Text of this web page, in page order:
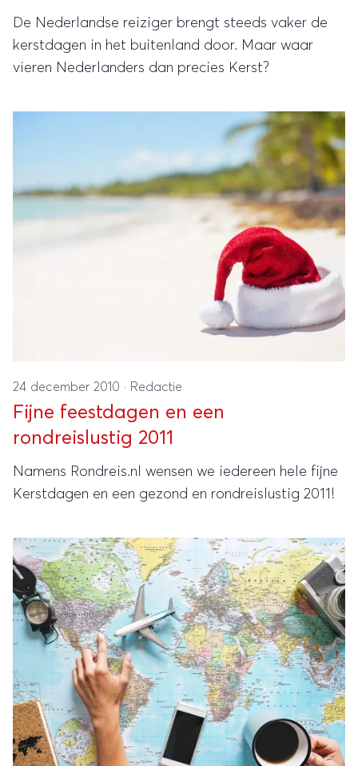
De Nederlandse reiziger brengt steeds vaker de
kerstdagen in het buitenland door. Maar waar
vieren Nederlanders dan precies Kerst?
24 december 2010 · Redactie
Fijne feestdagen en een
rondreislustig 2011
Namens Rondreis.nl wensen we iedereen hele fijne
Kerstdagen en een gezond en rondreislustig 2011!